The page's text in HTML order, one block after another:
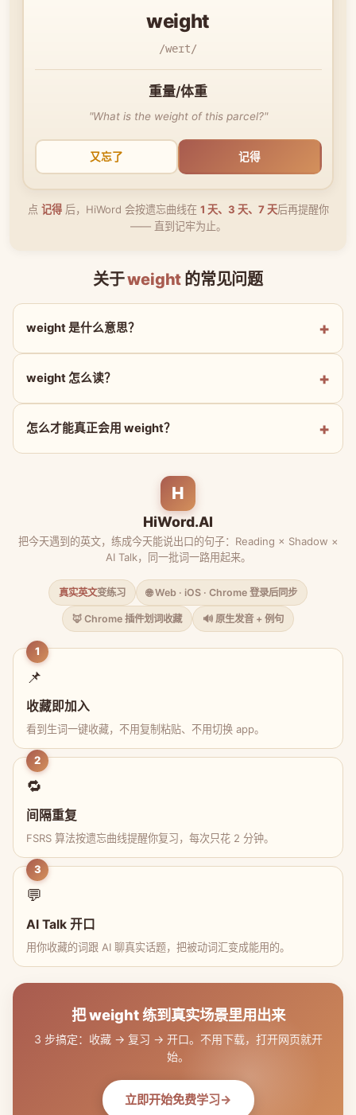
weight
/weɪt/
重量/体重
"What is the weight of this parcel?"
又忘了 记得
点 记得后，HiWord 会按遗忘曲线在 1 天、3 天、7 天后再提醒你
—— 直到记牢为止。
关于weight 的常见问题
weight 是什么意思？
weight 怎么读？
怎么才能真正会用 weight？
H
HiWord.AI
把今天遇到的英文，练成今天能说出口的句子：Reading × Shadow ×
AI Talk，同一批词一路用起来。
真实英文变练习 🌐 Web · iOS · Chrome 登录后同步
🦊 Chrome 插件划词收藏 🔊 原生发音 + 例句
1
📌
收藏即加入
看到生词一键收藏，不用复制粘贴、不用切换 app。
2
🔁
间隔重复
FSRS 算法按遗忘曲线提醒你复习，每次只花 2 分钟。
3
💬
AI Talk 开口
用你收藏的词跟 AI 聊真实话题，把被动词汇变成能用的。
把 weight 练到真实场景里用出来
3 步搞定：收藏 → 复习 → 开口。不用下载，打开网页就开
始。
立即开始免费学习